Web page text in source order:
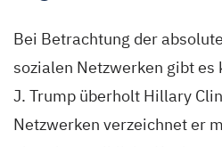
Bei Betrachtung der
sozialen Netzwerken gibt es
J. Trump überholt Hillary
Netzwerken verzeichnet er